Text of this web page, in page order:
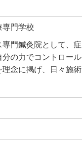
門学校
専門鍼灸院として、症
の力でコントロール
念に掲げ、日々施術